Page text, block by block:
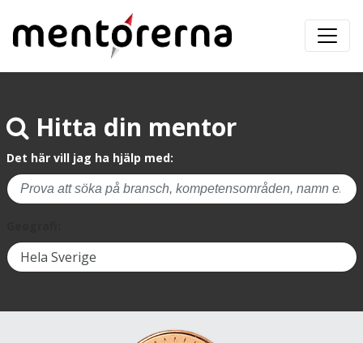
Hitta din mentor
Det här vill jag ha hjälp med: